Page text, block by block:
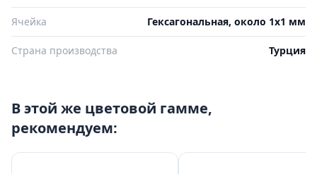
Ячейка Гексагональная, около 1х1 мм
Страна производства Турция
В этой же цветовой гамме,
рекомендуем: